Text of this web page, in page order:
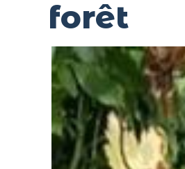
forêt